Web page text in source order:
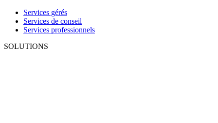
Services gérés
Services de conseil
Services professionnels
SOLUTIONS